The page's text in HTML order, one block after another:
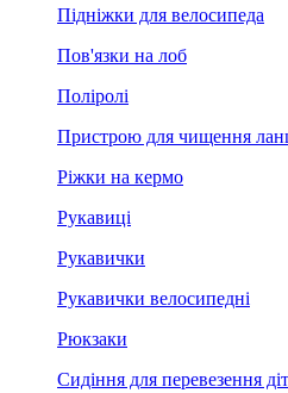
Підніжки для велосипеда
Пов'язки на лоб
Поліролі
Пристрою для чищення
Ріжки на кермо
Рукавиці
Рукавички
Рукавички велосипедні
Рюкзаки
Сидіння для перевезення